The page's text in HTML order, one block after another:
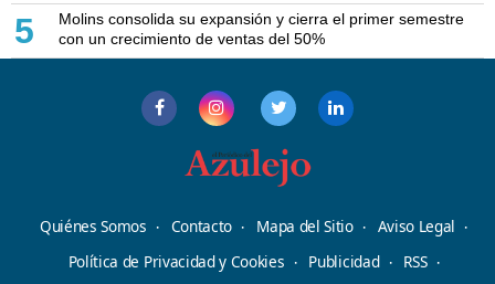
5
Molins consolida su expansión y cierra el primer semestre
con un crecimiento de ventas del 50%
Quiénes Somos Contacto Mapa del Sitio
Aviso Legal
Política de Privacidad y Cookies
Publicidad
RSS